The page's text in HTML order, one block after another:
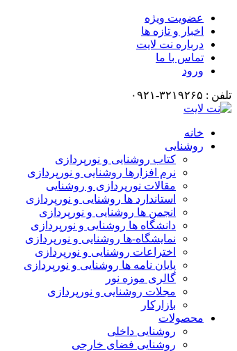
عضویت ویژه
اخبار و تازه ها
درباره نت لایت
تماس با ما
ورود
تلفن : ۳۲۱۹۲۶۵-۰۹۲۱
خانه
روشنایی
کتاب روشنایی و نورپردازی
نرم افزارها روشنایی و نورپردازی
مقالات نورپردازی و روشنایی
استاندارد ها روشنایی و نورپردازی
انجمن ها روشنایی و نورپردازی
دانشگاه ها روشنایی و نورپردازی
نمایشگاه-ها روشنایی و نورپردازی
اختراعات روشنایی و نورپردازی
پایان نامه ها روشنایی و نورپردازی
گالری موزه نور
مجلات روشنایی و نورپردازی
بازارکار
محصولات
روشنایی داخلی
روشنایی فضای خارجی